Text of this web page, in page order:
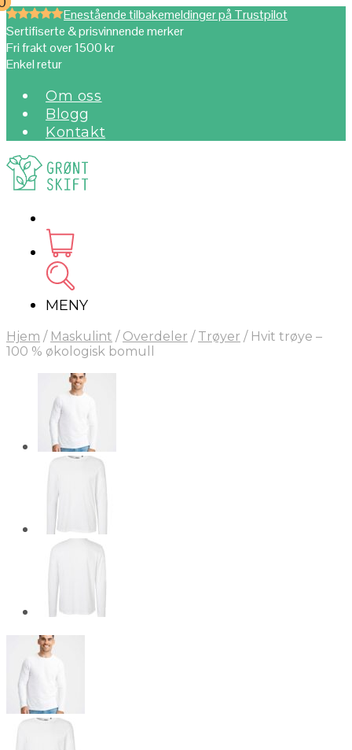
Enestående tilbakemeldinger på Trustpilot
Sertifiserte & prisvinnende merker
Fri frakt over 1500 kr
Enkel retur
Om oss
Blogg
Kontakt
MENY
Hjem / Maskulint / Overdeler / Trøyer /Hvit trøye –
100 % økologisk bomull